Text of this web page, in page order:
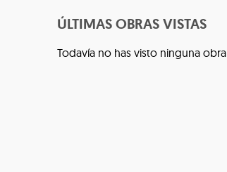
ÚLTIMAS OBRAS VISTAS
Todavía no has visto ninguna obra